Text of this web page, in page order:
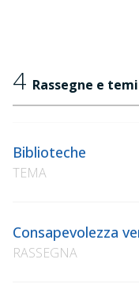
4 Rassegne e
Biblioteche
TEMA
Consapevolezza
RASSEGNA